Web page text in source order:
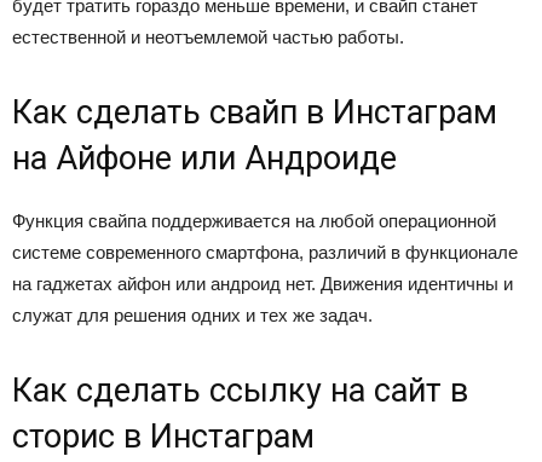
будет тратить гораздо меньше времени, и свайп станет
естественной и неотъемлемой частью работы.
Как сделать свайп в Инстаграм
на Айфоне или Андроиде
Функция свайпа поддерживается на любой операционной
системе современного смартфона, различий в функционале
на гаджетах айфон или андроид нет. Движения идентичны и
служат для решения одних и тех же задач.
Как сделать ссылку на сайт в
сторис в Инстаграм